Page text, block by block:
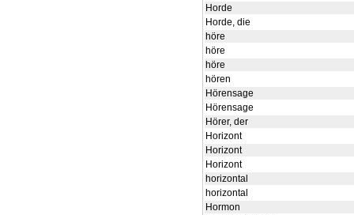
Horde
Horde, die
höre
höre
höre
hören
Hörensage
Hörensage
Hörer, der
Horizont
Horizont
Horizont
horizontal
horizontal
Hormon